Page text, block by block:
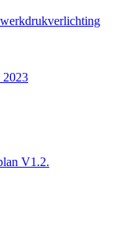
werkdrukverlichting
2023
V1.2.